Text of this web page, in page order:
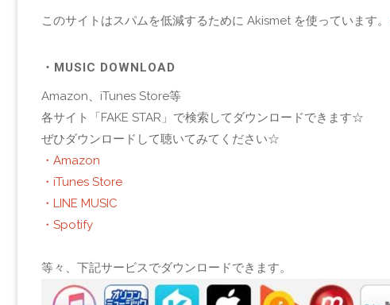
このサイトはスパムを低減するために Akismet を使っています。
・MUSIC DOWNLOAD
Amazon、iTunes Store等
各サイト「FAKE STAR」で検索してダウンロードできます☆
ぜひダウンロードして聴いてみてください☆
・Amazon
・iTunes Store
・LINE MUSIC
・Spotify
等々、下記サービスでダウンロードできます。